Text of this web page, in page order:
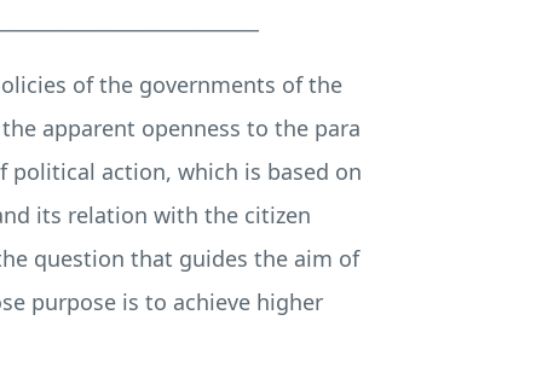
of the governments of the
apparent openness to the para
political action, which is based on
its relation with the citizen
question that guides the aim of
purpose is to achieve higher